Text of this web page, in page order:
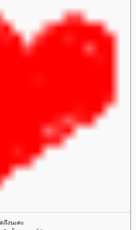
ถึงนะคะ